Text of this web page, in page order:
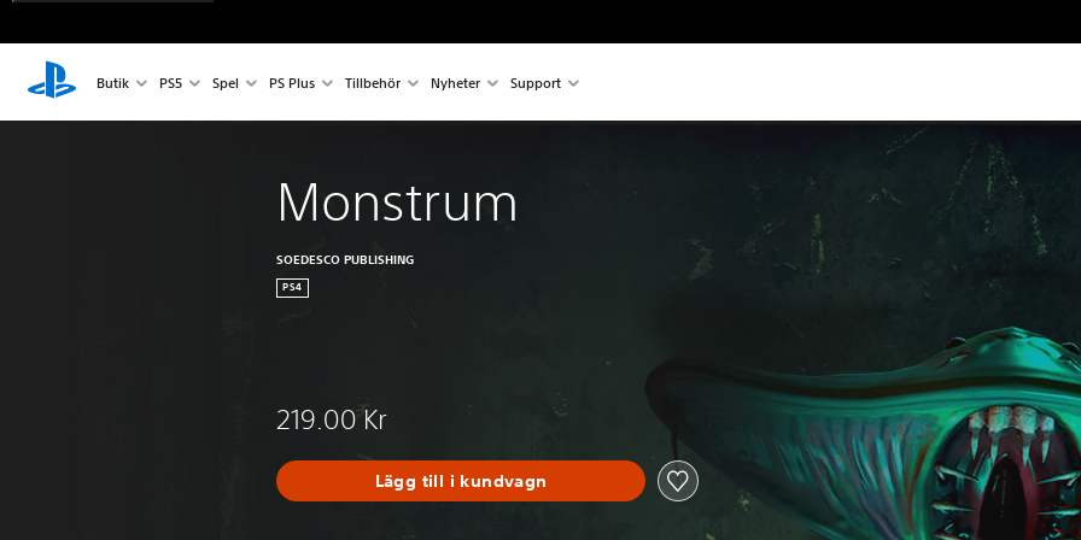
Butik PS5 Spel PS Plus Tillbehör Nyheter Support
Monstrum
SOEDESCO PUBLISHING
PS4
219.00 Kr
Lägg till i kundvagn